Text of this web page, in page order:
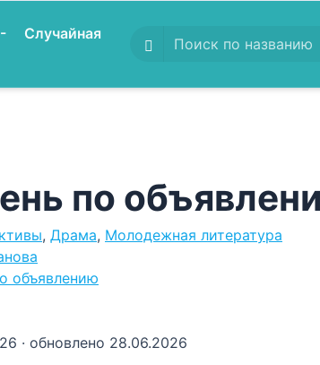
Случайная
по
, Драма, Молодежная литература
объявлению
· обновлено 28.06.2026